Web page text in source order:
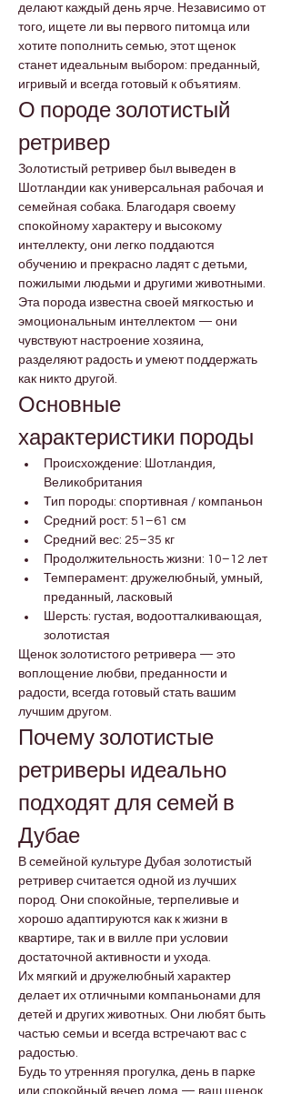
делают каждый день ярче. Независимо от
того, ищете ли вы первого питомца или
хотите пополнить семью, этот щенок
станет идеальным выбором: преданный,
игривый и всегда готовый к объятиям.
О породе золотистый
ретривер
Золотистый ретривер был выведен в
Шотландии как универсальная рабочая и
семейная собака. Благодаря своему
спокойному характеру и высокому
интеллекту, они легко поддаются
обучению и прекрасно ладят с детьми,
пожилыми людьми и другими животными.
Эта порода известна своей мягкостью и
эмоциональным интеллектом — они
чувствуют настроение хозяина,
разделяют радость и умеют поддержать
как никто другой.
Основные
характеристики породы
Происхождение: Шотландия,
Великобритания
Тип породы: спортивная / компаньон
Средний рост: 51–61 см
Средний вес: 25–35 кг
Продолжительность жизни: 10–12 лет
Темперамент: дружелюбный, умный,
преданный, ласковый
Шерсть: густая, водоотталкивающая,
золотистая
Щенок золотистого ретривера — это
воплощение любви, преданности и
радости, всегда готовый стать вашим
лучшим другом.
Почему золотистые
ретриверы идеально
подходят для семей в
Дубае
В семейной культуре Дубая золотистый
ретривер считается одной из лучших
пород. Они спокойные, терпеливые и
хорошо адаптируются как к жизни в
квартире, так и в вилле при условии
достаточной активности и ухода.
Их мягкий и дружелюбный характер
делает их отличными компаньонами для
детей и других животных. Они любят быть
частью семьи и всегда встречают вас с
радостью.
Будь то утренняя прогулка, день в парке
или спокойный вечер дома — ваш щенок